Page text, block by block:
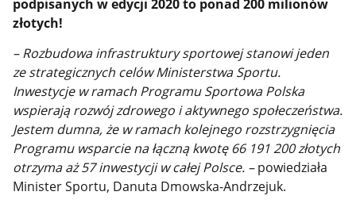
podpisanych w edycji 2020 to ponad 200 milionów
złotych!
– Rozbudowa infrastruktury sportowej stanowi jeden
ze strategicznych celów Ministerstwa Sportu.
Inwestycje w ramach Programu Sportowa Polska
wspierają rozwój zdrowego i aktywnego społeczeństwa.
Jestem dumna, że w ramach kolejnego rozstrzygnięcia
Programu wsparcie na łączną kwotę 66 191 200 złotych
otrzyma aż 57 inwestycji w całej Polsce. –powiedziała
Minister Sportu, Danuta Dmowska-Andrzejuk.